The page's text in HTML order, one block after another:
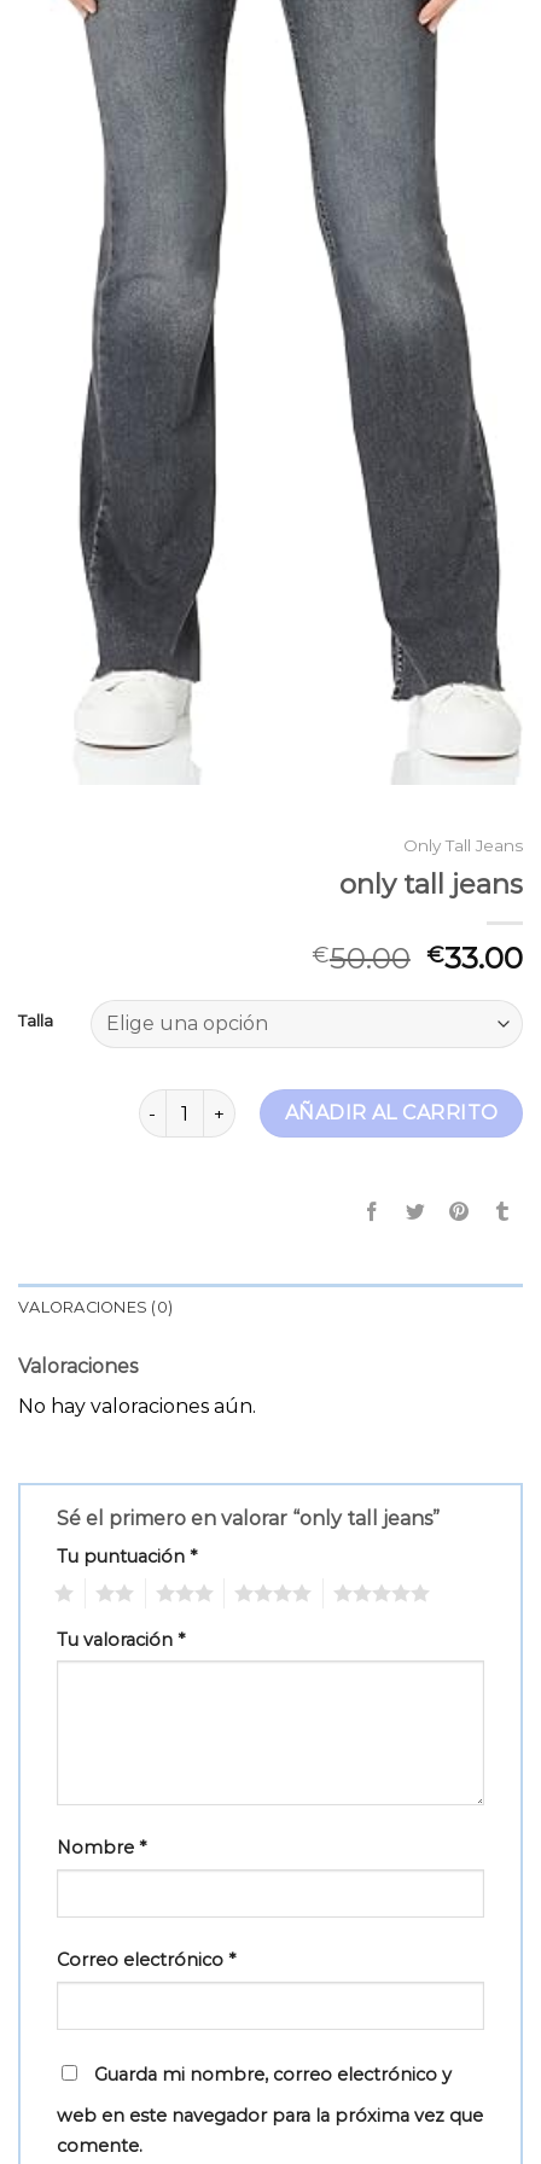
Only Tall Jeans
only tall jeans
€50.00 €33.00
Talla
only tall jeans cantidadAÑADIR AL CARRITO
VALORACIONES (0)
Valoraciones
No hay valoraciones aún.
Sé el primero en valorar “only tall jeans”
Tu puntuación *
Tu valoración *
Nombre *
Correo electrónico *
Guarda mi nombre, correo electrónico y
web en este navegador para la próxima vez que
comente.